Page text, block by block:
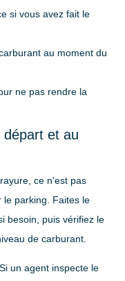
si vous avez fait le
au moment du
ne pas rendre la
départ et au
ce n'est pas
le parking. Faites le
besoin, puis vérifiez le
de carburant.
un agent inspecte le